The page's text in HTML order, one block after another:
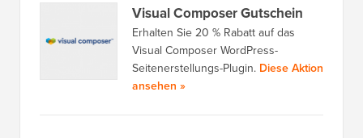
Visual Composer Gutschein
Erhalten Sie 20 % Rabatt auf das
Visual Composer WordPress-
Seitenerstellungs-Plugin. Diese Aktion
ansehen »